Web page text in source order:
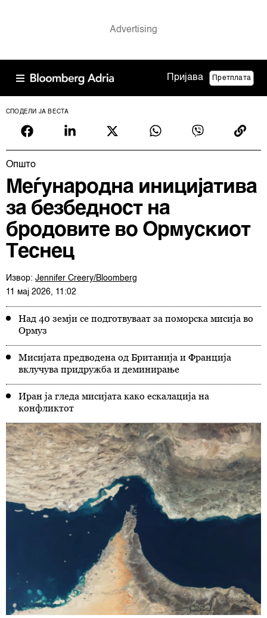
Пријава Претплата
СПОДЕЛИ ЈА ВЕСТА
Општо
Меѓународна иницијатива
за безбедност на
бродовите во Ормускиот
Теснец
Извор: Jennifer Creery/Bloomberg
11 мај 2026, 11:02
Над 40 земји се подготвуваат за поморска мисија во
Ормуз
Мисијата предводена од Британија и Франција
вклучува придружба и деминирање
Иран ја гледа мисијата како ескалација на
конфликтот